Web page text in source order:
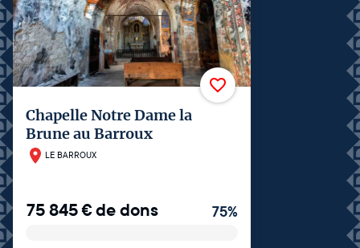
Chapelle Notre Dame la
Brune au Barroux
LE BARROUX
75 845€de dons 75%